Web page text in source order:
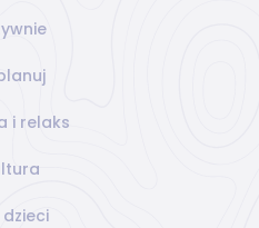
i relaks